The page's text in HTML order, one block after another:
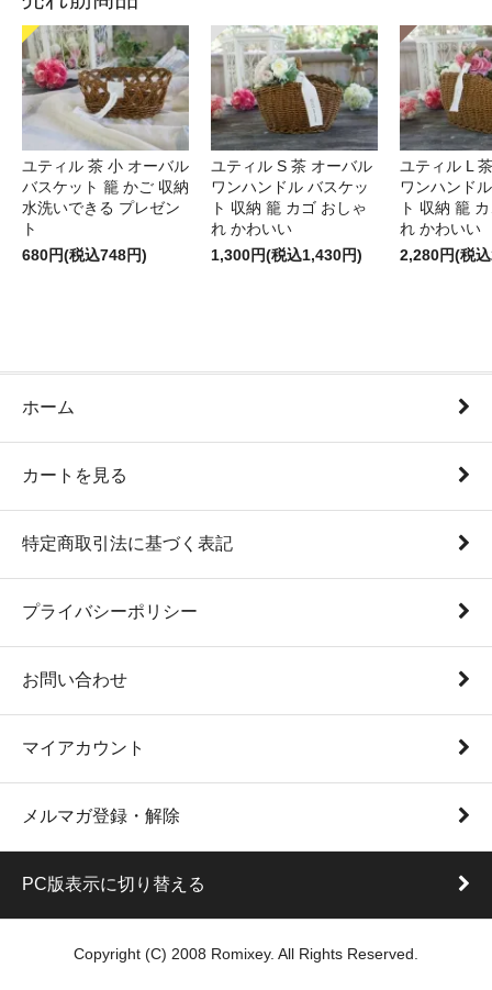
ユティル 茶 小 オーバル
バスケット 籠 かご 収納
水洗いできる プレゼン
ト
680円(税込748円)
ユティル S 茶 オーバル
ワンハンドル バスケッ
ト 収納 籠 カゴ おしゃ
れ かわいい
1,300円(税込1,430円)
ユティル L
ワンハンド
ト 収納 籠
れ かわいい
2,280円(税
ホーム
カートを見る
特定商取引法に基づく表記
プライバシーポリシー
お問い合わせ
マイアカウント
メルマガ登録・解除
PC版表示に切り替える
Copyright (C) 2008 Romixey. All Rights Reserved.